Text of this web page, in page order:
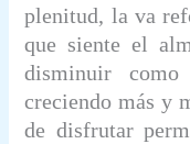
plenitud, la va
que siente el
disminuir como
creciendo más y
de disfrutar